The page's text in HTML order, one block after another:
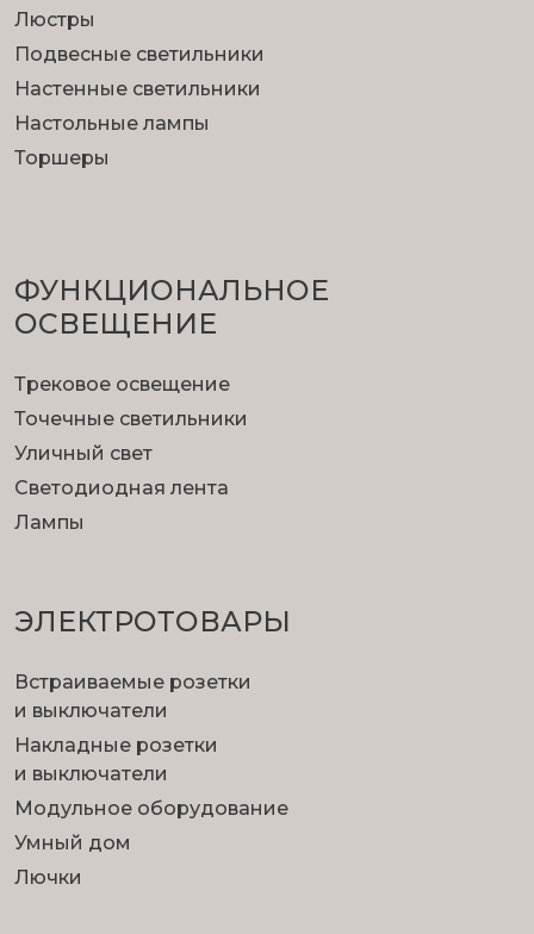
Люстры
Подвесные светильники
Настенные светильники
Настольные лампы
Торшеры
ФУНКЦИОНА­ЛЬНОЕ
ОСВЕЩЕНИЕ
Трековое освещение
Точечные светильники
Уличный свет
Светодиодная лента
Лампы
ЭЛЕКТРОТОВАРЫ
Встраиваемые розетки
и выключатели
Накладные розетки
и выключатели
Модульное оборудование
Умный дом
Лючки